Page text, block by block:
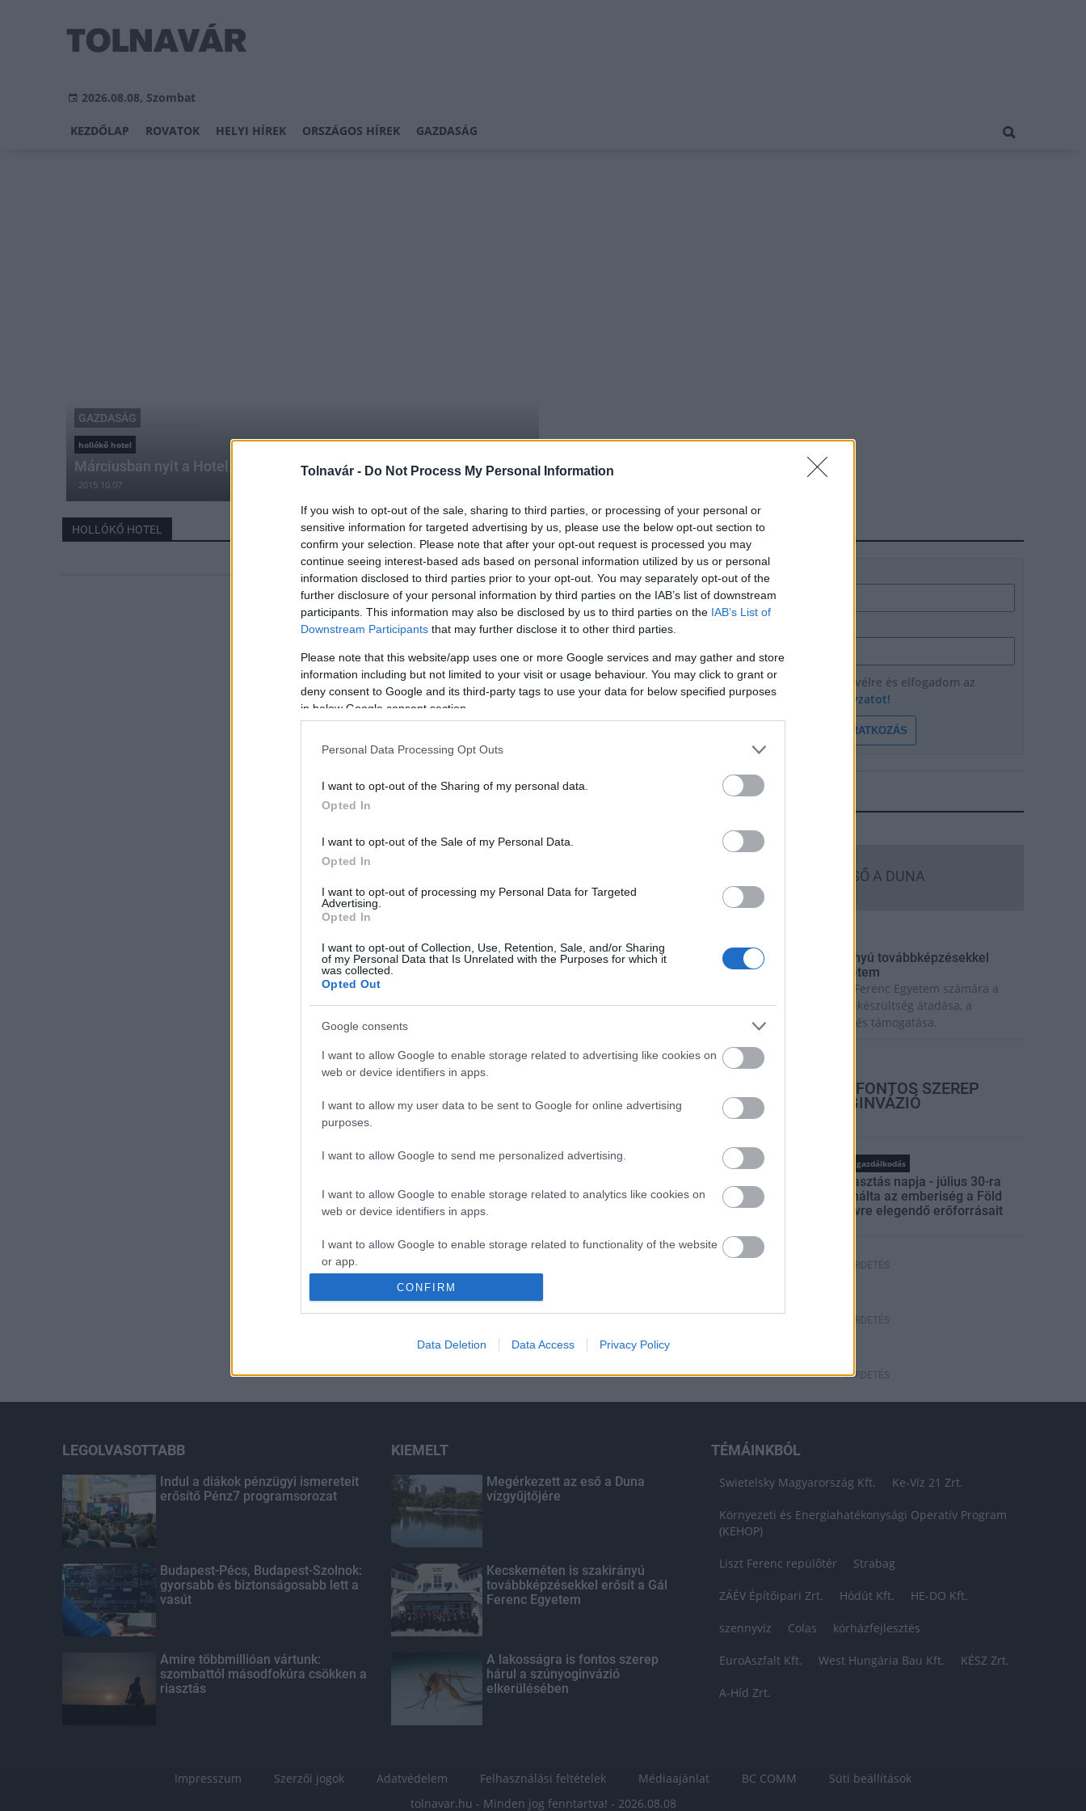
Tolnavár - Do Not Process My Personal Information
If you wish to opt-out of the sale, sharing to third parties, or processing of your personal or
sensitive information for targeted advertising by us, please use the below opt-out section to
confirm your selection. Please note that after your opt-out request is processed you may
continue seeing interest-based ads based on personal information utilized by us or personal
information disclosed to third parties prior to your opt-out. You may separately opt-out of the
further disclosure of your personal information by third parties on the IAB’s list of downstream
participants. This information may also be disclosed by us to third parties on the IAB’s List of
Downstream Participants that may further disclose it to other third parties.
Please note that this website/app uses one or more Google services and may gather and store
information including but not limited to your visit or usage behaviour. You may click to grant or
deny consent to Google and its third-party tags to use your data for below specified purposes
in below Google consent section.
Personal Data Processing Opt Outs
I want to opt-out of the Sharing of my personal data.
Opted In
I want to opt-out of the Sale of my Personal Data.
Opted In
I want to opt-out of processing my Personal Data for Targeted
Advertising.
Opted In
I want to opt-out of Collection, Use, Retention, Sale, and/or Sharing
of my Personal Data that Is Unrelated with the Purposes for which it
was collected.
Opted Out
Google consents
I want to allow Google to enable storage related to advertising like cookies on
web or device identifiers in apps.
I want to allow my user data to be sent to Google for online advertising
purposes.
I want to allow Google to send me personalized advertising.
I want to allow Google to enable storage related to analytics like cookies on
web or device identifiers in apps.
I want to allow Google to enable storage related to functionality of the website
or app.
I want to allow Google to enable storage related to personalization.
authentication functionality and fraud prevention, and other user protection.
CONFIRM
Data Deletion Data Access Privacy Policy
2026.08.08, Szombat
KEZDŐLAP ROVATOK HELYI HÍREK ORSZÁGOS HÍREK GAZDASÁG
GAZDASÁG
hollókő hotel
Márciusban nyit a Hotel Hollókő
2015.10.07
HOLLÓKŐ HOTEL HÍRLEVÉL
Név
Feliratkozom a hírlevélre és elfogadom az
adatvédelmi szabályzatot!
FELIRATKOZÁS
LEGFRISSEBB
Országos hírek
MEGÉRKEZETT AZ ESŐ A DUNA
VÍZGYŰJTŐJÉRE
Kecskeméten is szakirányú továbbképzésekkel
erősít a Gál Ferenc Egyetem
Kiemelt fontosságú a Gál Ferenc Egyetem számára a
jövőbe mutató szakmai felkészültség átadása, a
folyamatos szakmai fejlődés támogatása.
Országos hírek
A LAKOSSÁGRA IS FONTOS SZEREP
HÁRUL A SZÚNYOGINVÁZIÓ
ELKERÜLÉSÉBEN
Országos hírek vízgazdálkodás
Túlfogyasztás napja - július 30-ra
felhasználta az emberiség a Föld
egész évre elegendő erőforrásait
HIRDETÉS
HIRDETÉS
HIRDETÉS
LEGOLVASOTTABB
Indul a diákok pénzügyi ismereteit
erősítő Pénz7 programsorozat
Budapest-Pécs, Budapest-Szolnok:
gyorsabb és biztonságosabb lett a
vasút
Amire többmillióan vártunk:
szombattól másodfokúra csökken a
riasztás
KIEMELT
Megérkezett az eső a Duna
vízgyűjtőjére
Kecskeméten is szakirányú
továbbképzésekkel erősít a Gál
Ferenc Egyetem
A lakosságra is fontos szerep
hárul a szúnyoginvázió
elkerülésében
TÉMÁINKBÓL
Swietelsky Magyarország Kft. Ke-Víz 21 Zrt.
Környezeti és Energiahatékonysági Operatív Program
(KEHOP)
Liszt Ferenc repülőtér Strabag
ZÁÉV Építőipari Zrt. Hódút Kft. HE-DO Kft.
szennyvíz Colas kórházfejlesztés
EuroAszfalt Kft. West Hungária Bau Kft. KÉSZ Zrt.
A-Híd Zrt.
Impresszum Szerzői jogok Adatvédelem Felhasználási feltételek Médiaajánlat BC COMM
Süti beállítások
tolnavar.hu - Minden jog fenntartva! - 2026.08.08